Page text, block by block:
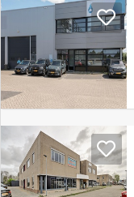
Registreren
Login